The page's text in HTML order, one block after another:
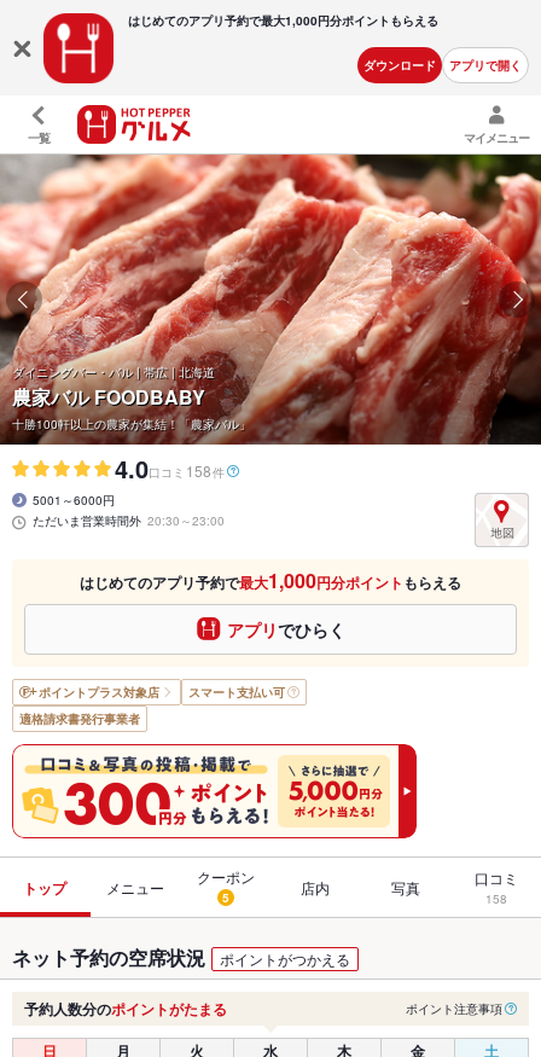
はじめてのアプリ予約で最大1,000円分ポイントもらえる
ダウンロード アプリで開く
一覧 マイメニュー
ダイニングバー・バル | 帯広 | 北海道
農家バル FOODBABY
十勝100軒以上の農家が集結！「農家バル」
4.0口コミ 158件
5001～6000円
ただいま営業時間外 20:30～23:00
はじめてのアプリ予約で最大1,000円分ポイント もらえる
アプリでひらく
ポイントプラス対象店
スマート支払い可
適格請求書発行事業者
トップ メニュー
クーポン
5 店内 写真 口コミ
158
ネット予約の空席状況 ポイントがつかえる
予約人数分のポイントがたまる ポイント注意事項
日 月 火 水 木 金 土